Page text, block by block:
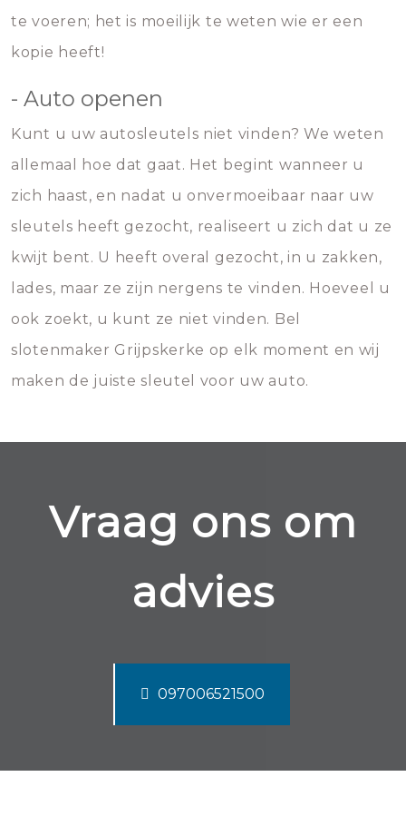
te voeren; het is moeilijk te weten wie er een
kopie heeft!
- Auto openen
Kunt u uw autosleutels niet vinden? We weten
allemaal hoe dat gaat. Het begint wanneer u
zich haast, en nadat u onvermoeibaar naar uw
sleutels heeft gezocht, realiseert u zich dat u ze
kwijt bent. U heeft overal gezocht, in u zakken,
lades, maar ze zijn nergens te vinden. Hoeveel u
ook zoekt, u kunt ze niet vinden. Bel
slotenmaker Grijpskerke op elk moment en wij
maken de juiste sleutel voor uw auto.
Vraag ons om
advies
097006521500